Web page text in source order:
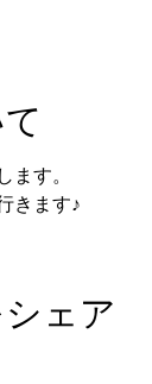
ます。
きます♪
ェア